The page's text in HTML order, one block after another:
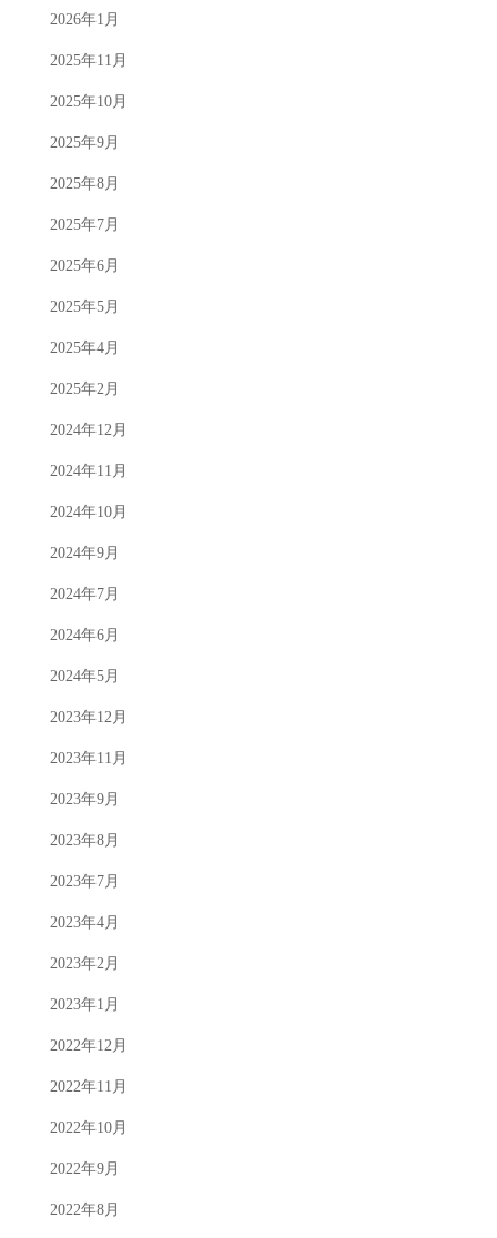
2026年1月
2025年11月
2025年10月
2025年9月
2025年8月
2025年7月
2025年6月
2025年5月
2025年4月
2025年2月
2024年12月
2024年11月
2024年10月
2024年9月
2024年7月
2024年6月
2024年5月
2023年12月
2023年11月
2023年9月
2023年8月
2023年7月
2023年4月
2023年2月
2023年1月
2022年12月
2022年11月
2022年10月
2022年9月
2022年8月